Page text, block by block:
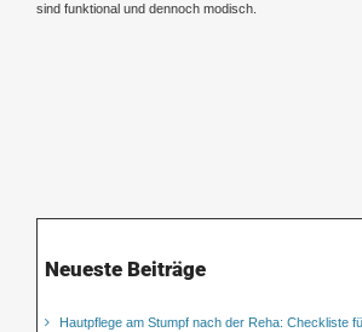
sind funktional und dennoch modisch.
Neueste Beiträge
Hautpflege am Stumpf nach der Reha: Checkliste